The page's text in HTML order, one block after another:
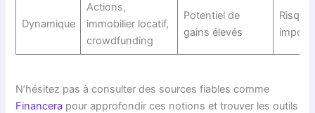
Dynamique
Actions,
immobilier locatif,
crowdfunding
Potentiel de
gains élevés
Risque
N’hésitez pas à consulter des sources fiables comme
Financera pour approfondir ces notions et trouver les outils